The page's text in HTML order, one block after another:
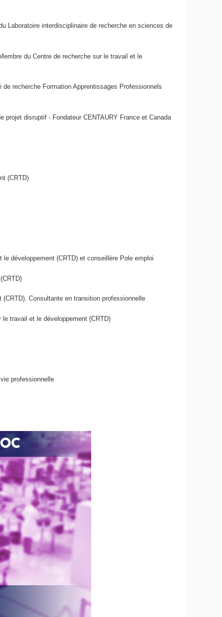
Laboratoire interdisciplinaire de recherche en sciences de
du Centre de recherche sur le travail et le
recherche Formation Apprentissages Professionnels
projet disruptif - Fondateur CENTAURY France et Canada
(CRTD)
développement (CRTD) et conseillère Pole emploi
Consultante en transition professionnelle
travail et le développement (CRTD)
professionnelle